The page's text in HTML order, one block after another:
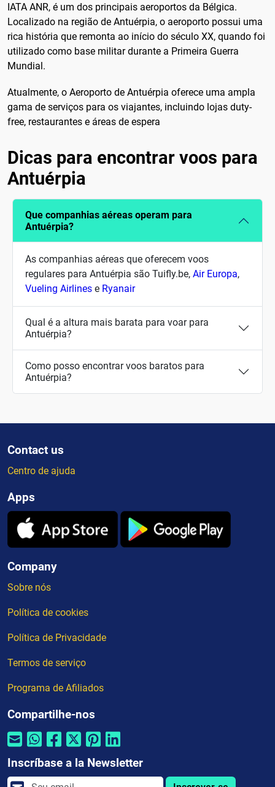
IATA ANR, é um dos principais aeroportos da Bélgica.
Localizado na região de Antuérpia, o aeroporto possui uma
rica história que remonta ao início do século XX, quando foi
utilizado como base militar durante a Primeira Guerra
Mundial.
Atualmente, o Aeroporto de Antuérpia oferece uma ampla
gama de serviços para os viajantes, incluindo lojas duty-
free, restaurantes e áreas de espera
Dicas para encontrar voos para
Antuérpia
Que companhias aéreas operam para
Antuérpia?
As companhias aéreas que oferecem voos
regulares para Antuérpia são Tuifly.be, Air Europa,
Vueling Airlines e Ryanair
Qual é a altura mais barata para voar para
Antuérpia?
Como posso encontrar voos baratos para
Antuérpia?
Contact us
Centro de ajuda
Apps
Company
Sobre nós
Política de cookies
Política de Privacidade
Termos de serviço
Programa de Afiliados
Compartilhe-nos
Inscríbase a la Newsletter